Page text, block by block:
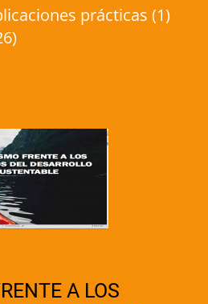
prácticas (1)
A LOS